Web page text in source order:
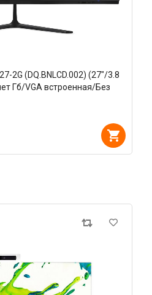
2G (DQ.BNLCD.002) (27"/3.8
Гб/VGA встроенная/Без